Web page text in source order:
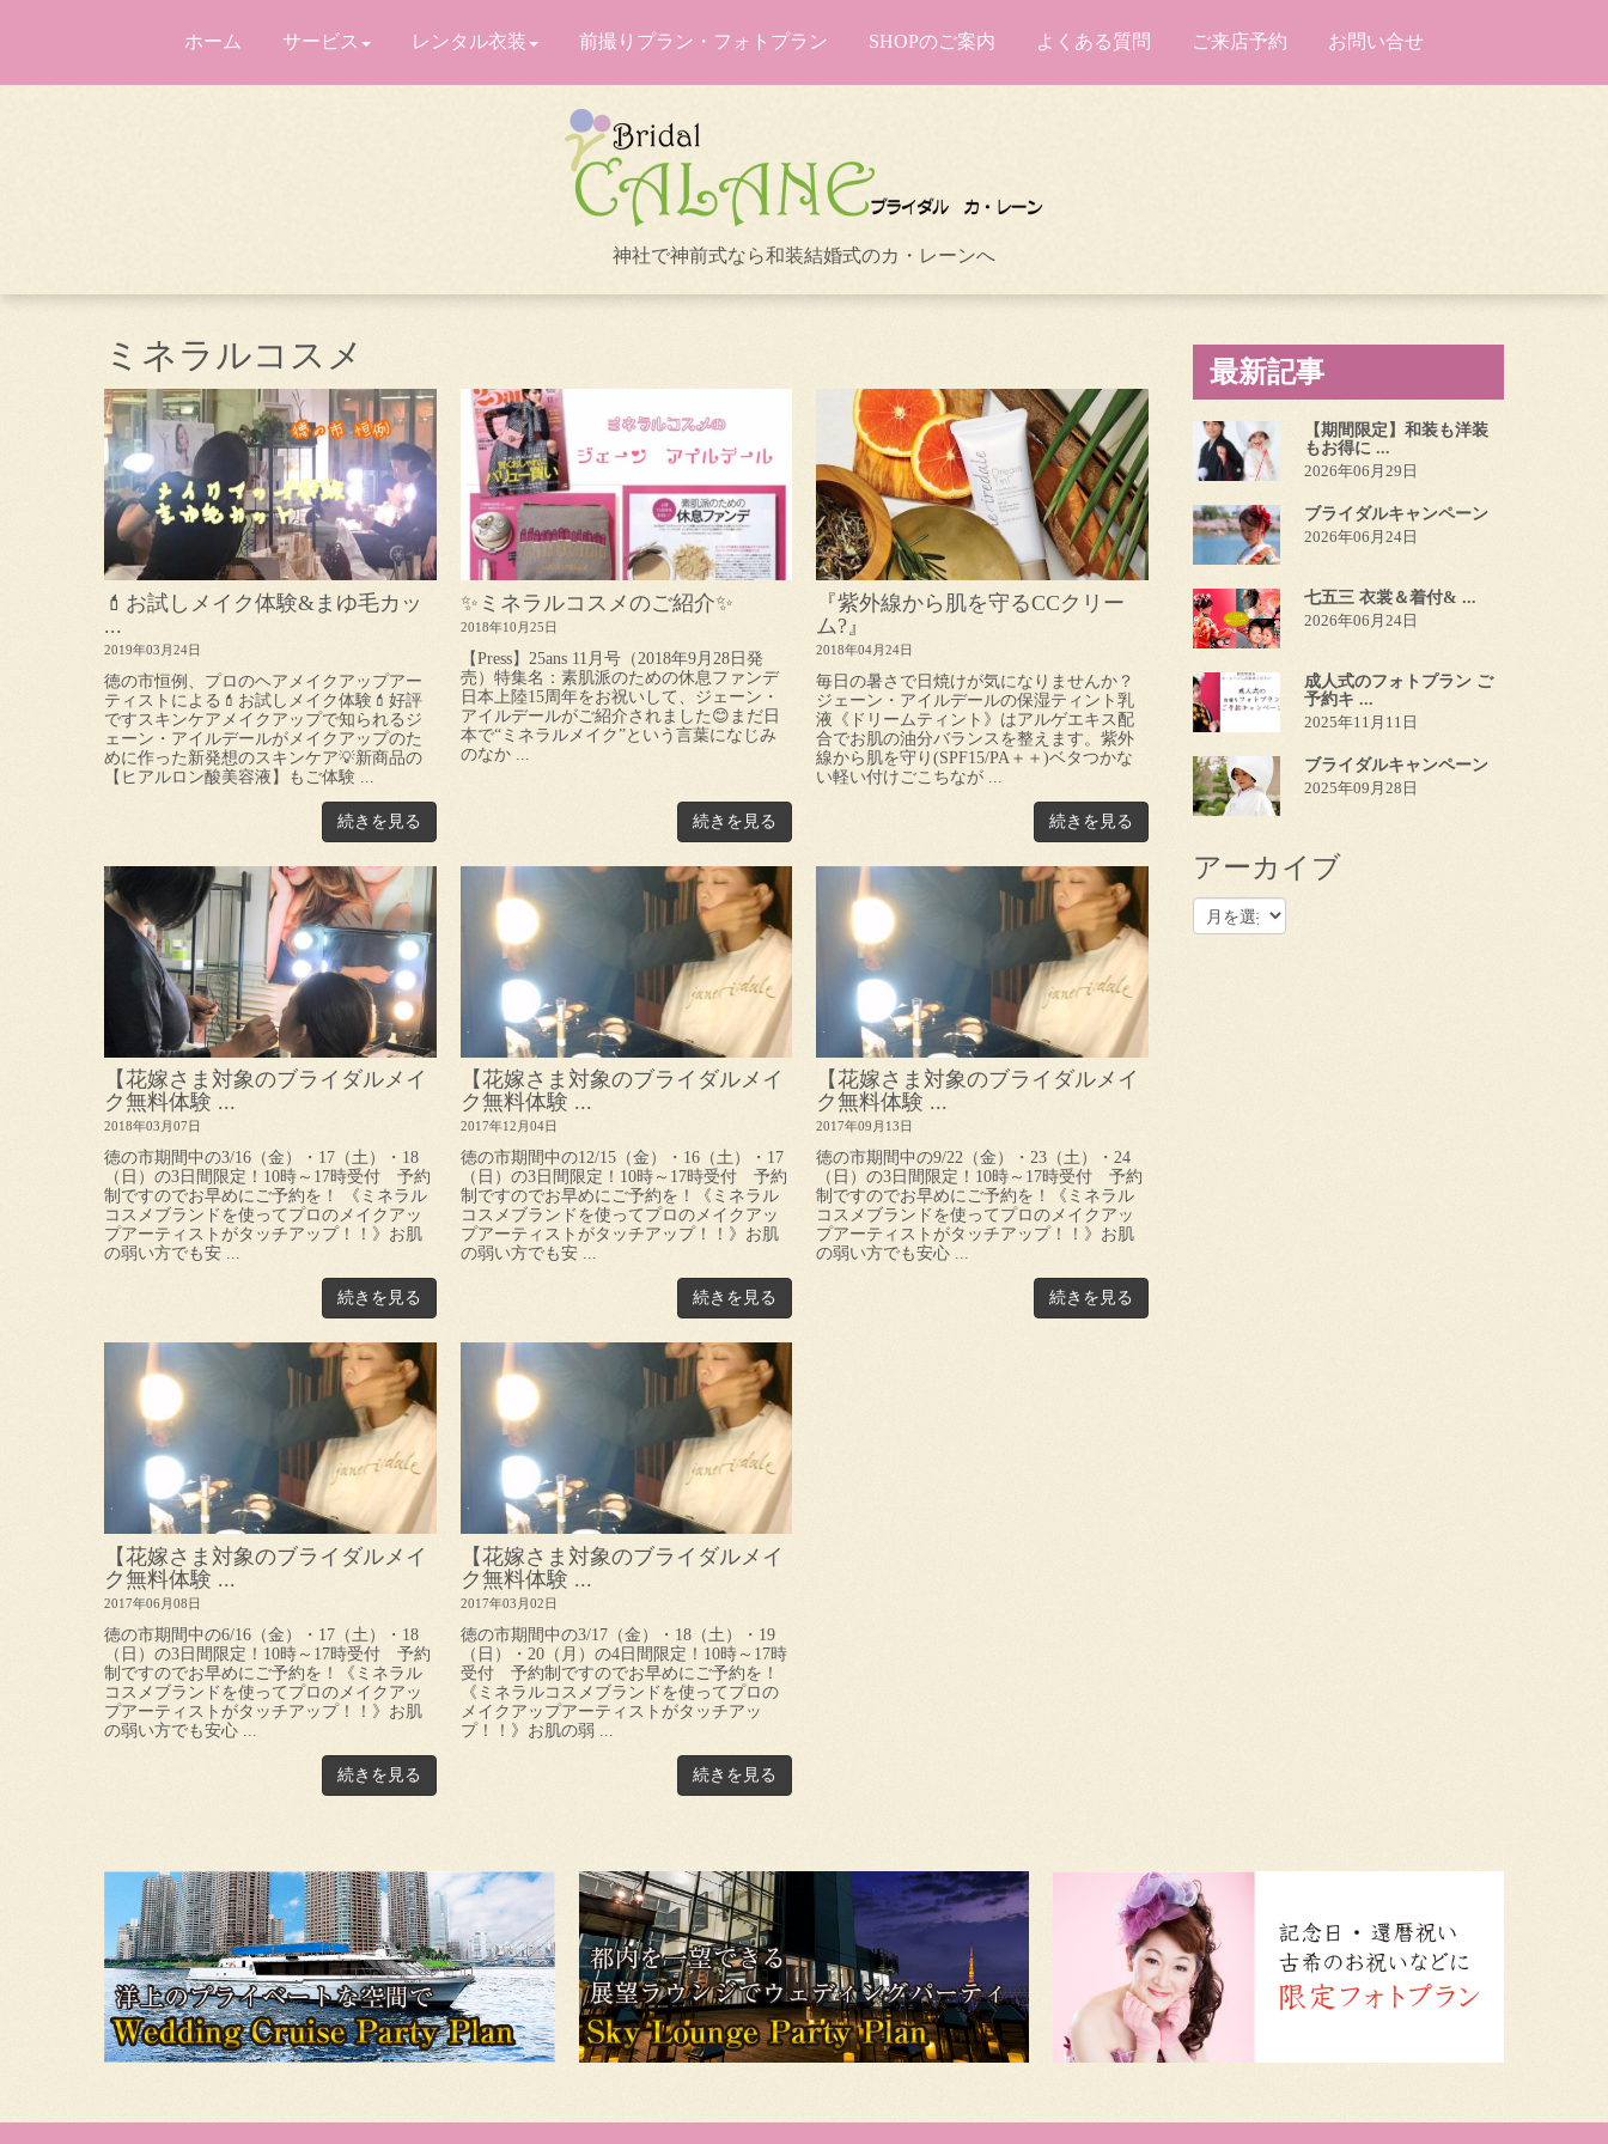
ホーム サービス レンタル衣装 前撮りプラン・フォトプラン SHOPのご案内 よくある質問 ご来店予約 お問い合せ
神社で神前式なら和装結婚式のカ・レーンへ
ミネラルコスメ
💄お試しメイク体験&まゆ毛カッ
...
2019年03月24日
徳の市恒例、プロのヘアメイクアップアー
ティストによる💄お試しメイク体験💄好評
ですスキンケアメイクアップで知られるジ
ェーン・アイルデールがメイクアップのた
めに作った新発想のスキンケア💡新商品の
【ヒアルロン酸美容液】もご体験 ...
続きを見る
✨ミネラルコスメのご紹介✨
2018年10月25日
【Press】25ans 11月号（2018年9月28日発
売）特集名：素肌派のための休息ファンデ
日本上陸15周年をお祝いして、ジェーン・
アイルデールがご紹介されました😊まだ日
本で“ミネラルメイク”という言葉になじみ
のなか ...
続きを見る
『紫外線から肌を守るCCクリー
ム?』
2018年04月24日
毎日の暑さで日焼けが気になりませんか？
ジェーン・アイルデールの保湿ティント乳
液《ドリームティント》はアルゲエキス配
合でお肌の油分バランスを整えます。紫外
線から肌を守り(SPF15/PA＋＋)ベタつかな
い軽い付けごこちなが ...
続きを見る
【花嫁さま対象のブライダルメイ
ク無料体験 ...
2018年03月07日
徳の市期間中の3/16（金）・17（土）・18
（日）の3日間限定！10時～17時受付 予約
制ですのでお早めにご予約を！ 《ミネラル
コスメブランドを使ってプロのメイクアッ
プアーティストがタッチアップ！！》お肌
の弱い方でも安 ...
続きを見る
【花嫁さま対象のブライダルメイ
ク無料体験 ...
2017年12月04日
徳の市期間中の12/15（金）・16（土）・17
（日）の3日間限定！10時～17時受付 予約
制ですのでお早めにご予約を！《ミネラル
コスメブランドを使ってプロのメイクアッ
プアーティストがタッチアップ！！》お肌
の弱い方でも安 ...
続きを見る
【花嫁さま対象のブライダルメイ
ク無料体験 ...
2017年09月13日
徳の市期間中の9/22（金）・23（土）・24
（日）の3日間限定！10時～17時受付 予約
制ですのでお早めにご予約を！《ミネラル
コスメブランドを使ってプロのメイクアッ
プアーティストがタッチアップ！！》お肌
の弱い方でも安心 ...
続きを見る
【花嫁さま対象のブライダルメイ
ク無料体験 ...
2017年06月08日
徳の市期間中の6/16（金）・17（土）・18
（日）の3日間限定！10時～17時受付 予約
制ですのでお早めにご予約を！《ミネラル
コスメブランドを使ってプロのメイクアッ
プアーティストがタッチアップ！！》お肌
の弱い方でも安心 ...
続きを見る
【花嫁さま対象のブライダルメイ
ク無料体験 ...
2017年03月02日
徳の市期間中の3/17（金）・18（土）・19
（日）・20（月）の4日間限定！10時～17時
受付 予約制ですのでお早めにご予約を！
《ミネラルコスメブランドを使ってプロの
メイクアップアーティストがタッチアッ
プ！！》お肌の弱 ...
続きを見る
最新記事
【期間限定】和装も洋装
もお得に ...
2026年06月29日
ブライダルキャンペーン
2026年06月24日
七五三 衣裳＆着付& ...
2026年06月24日
成人式のフォトプラン ご
予約キ ...
2025年11月11日
ブライダルキャンペーン
2025年09月28日
アーカイブ